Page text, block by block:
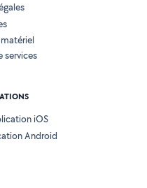
services
iOS
Android